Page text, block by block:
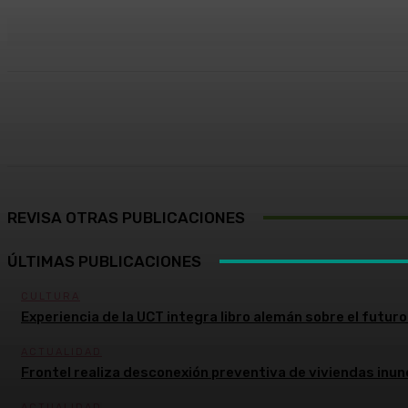
REVISA OTRAS PUBLICACIONES
ÚLTIMAS PUBLICACIONES
Experiencia de la UCT integra libro alemán sobre el
Frontel realiza desconexión preventiva de viviendas